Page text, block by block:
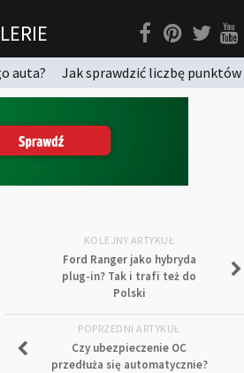
auta?
Jak sprawdzić liczbę punktów
KOLEJNY ARTYKUŁ
Ford Ranger jako hybryda
plug-in? Tak i trafi też do
Polski
POPRZEDNI ARTYKUŁ
Czy ubezpieczenie OC
przedłuża się automatycznie?